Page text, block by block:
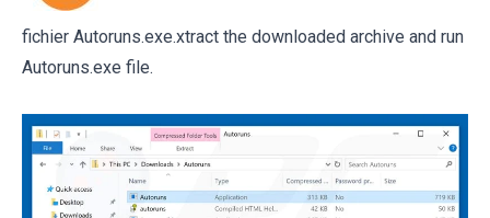
fichier Autoruns.exe.xtract the downloaded archive and run
Autoruns.exe file.